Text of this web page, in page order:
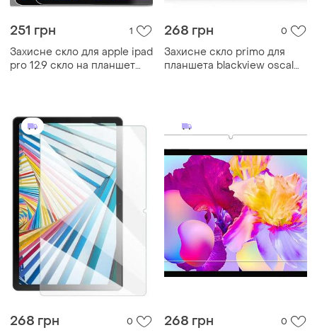
251 грн 1
Захисне скло для apple ipad
pro 12.9 скло на планшет
268 грн 0
Захисне скло primo для
планшета blackview oscal
268 грн 0 268 грн 0